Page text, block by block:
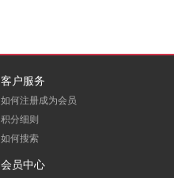
客户服务
如何注册成为会员
积分细则
如何搜索
会员中心